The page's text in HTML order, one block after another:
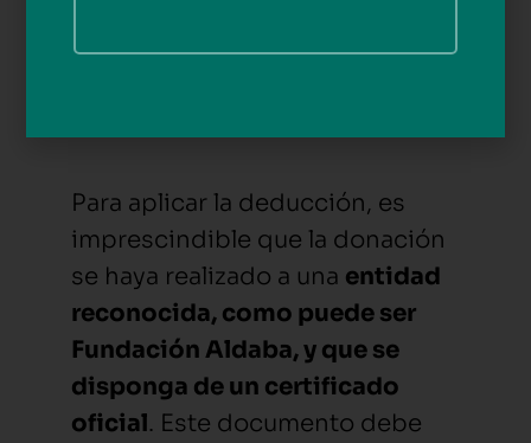
entidades pueden beneficiarse
Para aplicar la deducción, es
imprescindible que la donación
se haya realizado a una entidad
reconocida, como puede ser
Fundación Aldaba, y que se
disponga de un certificado
oficial. Este documento debe